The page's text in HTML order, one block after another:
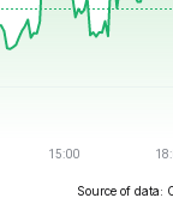
Source of data: